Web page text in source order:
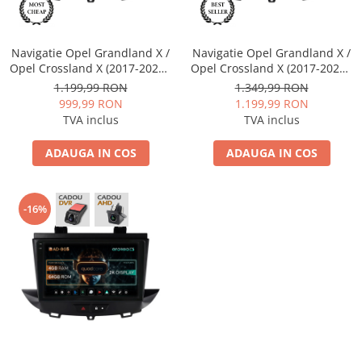
Peugeot
Hyundai
Chevrolet
Suzuki
Renault
Nissan
Navigatie Opel Grandland X /
Opel Crossland X (2017-2021),
Android, P-Octacore / 2GB
RAM + 32GB ROM, 9 Inch -
AD-BGP9002+AD-BGRKIT354
1.199,99 RON
999,99 RON
TVA inclus
ADAUGA IN COS
Navigatie Opel Grandland X /
Opel Crossland X (2017-2021),
Android, E-Octacore / 2GB
RAM + 32GB ROM, 9 Inch -
AD-BGE9002+AD-BGRKIT354
1.349,99 RON
1.199,99 RON
TVA inclus
ADAUGA IN COS
-16%